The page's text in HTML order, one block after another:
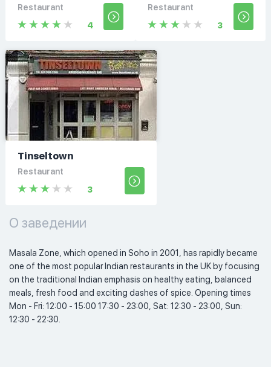
Restaurant
4
Restaurant
3
Tinseltown
Restaurant
3
О заведении
Masala Zone, which opened in Soho in 2001, has rapidly became
one of the most popular Indian restaurants in the UK by focusing
on the traditional Indian emphasis on healthy eating, balanced
meals, fresh food and exciting dashes of spice. Opening times
Mon - Fri: 12:00 - 15:00 17:30 - 23:00, Sat: 12:30 - 23:00, Sun:
12:30 - 22:30.